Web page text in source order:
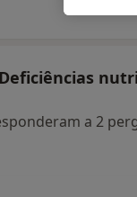
a 2